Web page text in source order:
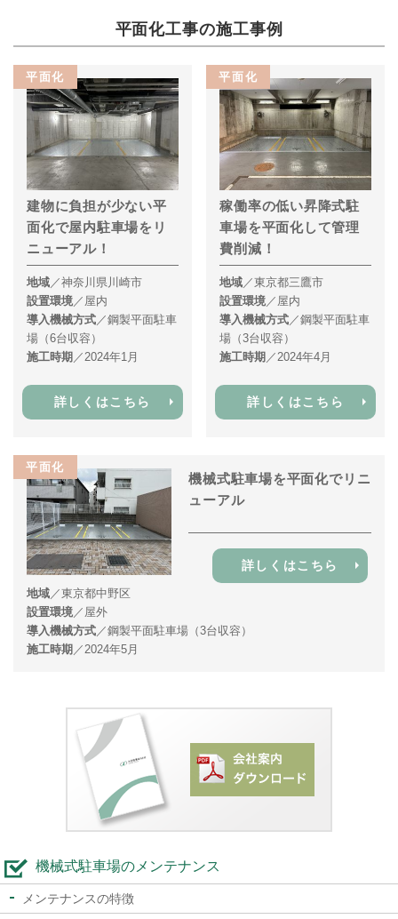
平面化工事の施工事例
平面化
建物に負担が少ない平
面化で屋内駐車場をリ
ニューアル！
地域／神奈川県川崎市
設置環境／屋内
導入機械方式／鋼製平面駐車
場（6台収容）
施工時期 ／2024年1月
詳しくはこちら
平面化
稼働率の低い昇降式駐
車場を平面化して管理
費削減！
地域／東京都三鷹市
設置環境／屋内
導入機械方式／鋼製平面駐車
場（3台収容）
施工時期 ／2024年4月
詳しくはこちら
平面化
機械式駐車場を平面化でリニ
ューアル
地域 ／東京都中野区
設置環境 ／屋外
導入機械方式 ／鋼製平面駐車場（3台収容）
施工時期 ／2024年5月
詳しくはこちら
機械式駐車場のメンテナンス
メンテナンスの特徴